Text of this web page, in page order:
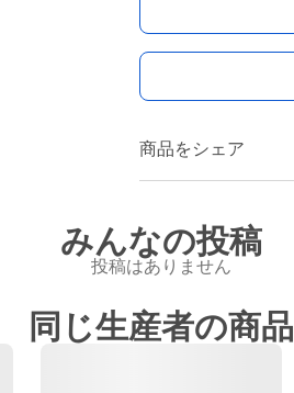
商品をシェア
みんなの投稿
投稿はありません
同じ生産者の商品